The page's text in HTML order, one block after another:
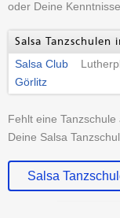
oder Deine
Salsa Tanzschulen
Salsa Club
Görlitz
Fehlt eine
Deine Salsa
Salsa